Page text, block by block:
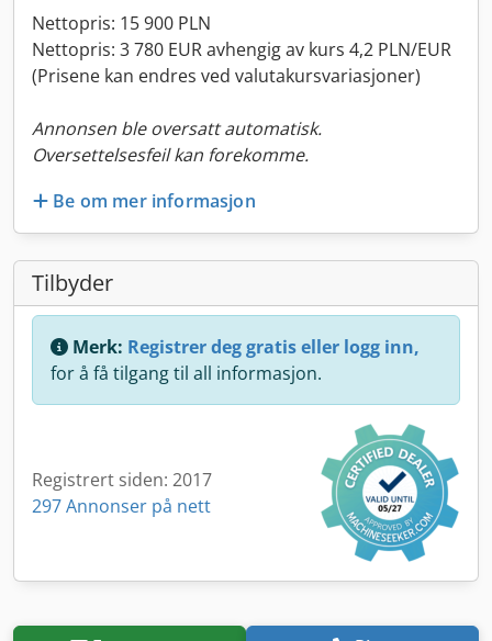
Nettopris: 15 900 PLN
Nettopris: 3 780 EUR avhengig av kurs 4,2 PLN/EUR
(Prisene kan endres ved valutakursvariasjoner)
Annonsen ble oversatt automatisk.
Oversettelsesfeil kan forekomme.
Be om mer informasjon
Tilbyder
Merk: Registrer deg gratis eller logg inn,
for å få tilgang til all informasjon.
Registrert siden: 2017
297 Annonser på nett